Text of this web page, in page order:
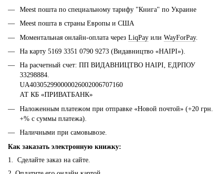
Meest пошта по специальному тарифу "Книга" по Украине
Meest пошта в страны Европы и США
Моментальная онлайн-оплата через LiqPay или WayForPay.
На карту 5169 3351 0790 9273 (Видавництво «НАІРІ»).
На расчетный счет: ПП ВИДАВНИЦТВО НАІРІ, ЕДРПОУ
33298884.
UA403052990000026002006707160
АТ КБ «ПРИВАТБАНК»
Наложенным платежом при отправке «Новой почтой» (+20 грн.
+% с суммы платежа).
Наличными при самовывозе.
Как заказать электронную книжку:
1. Сделайте заказ на сайте.